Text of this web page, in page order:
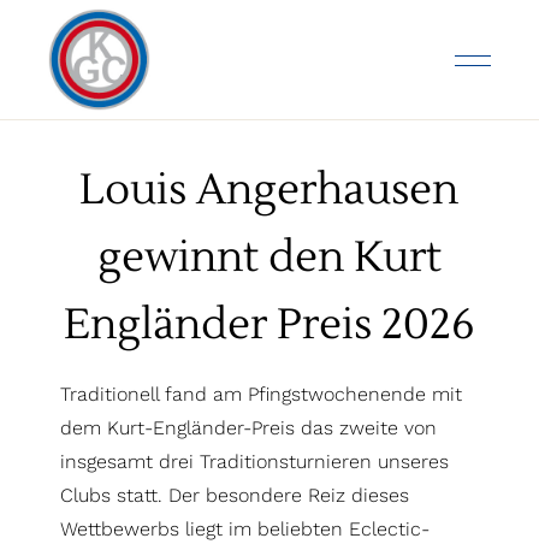
Louis Angerhausen
gewinnt den Kurt
Engländer Preis 2026
Traditionell fand am Pfingstwochenende mit
dem Kurt-Engländer-Preis das zweite von
insgesamt drei Traditionsturnieren unseres
Clubs statt. Der besondere Reiz dieses
Wettbewerbs liegt im beliebten Eclectic-